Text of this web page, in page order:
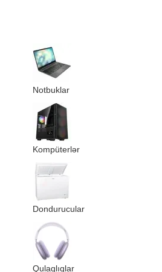
Notbuklar
Kompüterlər
Dondurucular
Qulaqlıqlar